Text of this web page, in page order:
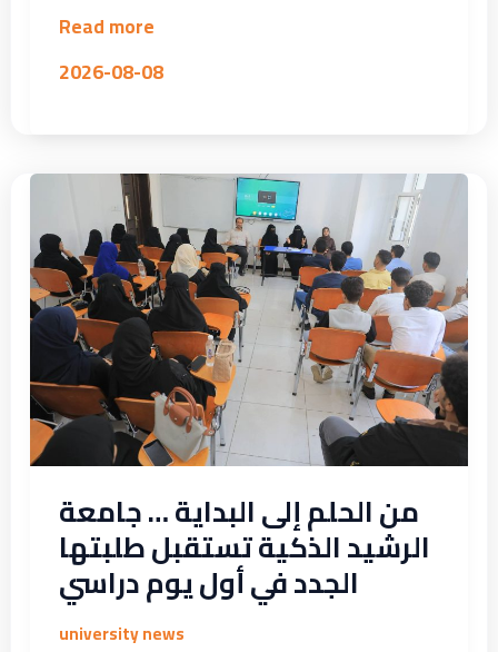
Read more
2026-08-08
من الحلم إلى البداية … جامعة
الرشيد الذكية تستقبل طلبتها
الجدد في أول يوم دراسي
university news
الحلم
إلى
البداية
…
جامعة
الرشيد
الذكية
تستقبل
طلبتها
الجدد
في
أول
يوم
دراسي